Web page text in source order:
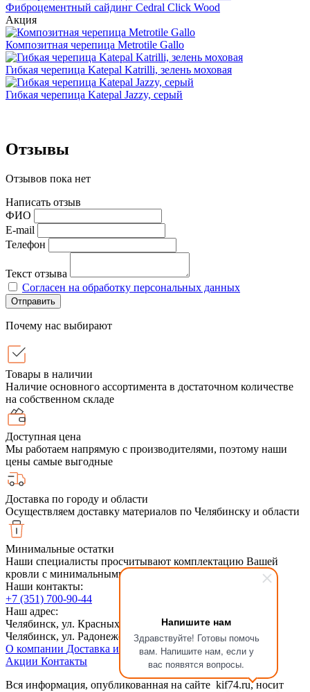
Напишите нам
Здравствуйте! Готовы помочь
вам. Напишите нам, если у
вас появятся вопросы.
Фиброцементный сайдинг Cedral Click Wood
Акция
Композитная черепица Metrotile Gallo
Гибкая черепица Katepal Katrilli, зелень моховая
Гибкая черепица Katepal Jazzy, серый
Отзывы
Отзывов пока нет
Написать отзыв
ФИО
E-mail
Телефон
Текст отзыва
Согласен на обработку персональных данных
Отправить
Почему нас выбирают
Товары в наличии
Наличие основного ассортимента в достаточном количестве
на собственном складе
Доступная цена
Мы работаем напрямую с производителями, поэтому наши
цены самые выгодные
Доставка по городу и области
Осуществляем доставку материалов по Челябинску и области
Минимальные остатки
Наши специалисты просчитывают комплектацию Вашей
кровли с минимальными обрезками
Наши контакты:
+7 (351) 700-90-44
Наш адрес:
Челябинск, ул. Красных Командиров 6, 2й этаж
Челябинск, ул. Радонежская, 6Ас1
О компании Доставка и оплата Сотрудничество Статьи
Акции Контакты
Вся информация, опубликованная на сайте kif74.ru, носит